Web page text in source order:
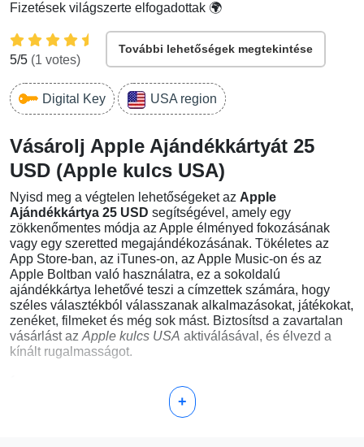
Fizetések világszerte elfogadottak 🌍
5/5 (1 votes)
További lehetőségek megtekintése
Digital Key USA region
Vásárolj Apple Ajándékkártyát 25
USD (Apple kulcs USA)
Nyisd meg a végtelen lehetőségeket az Apple
Ajándékkártya 25 USD segítségével, amely egy
zökkenőmentes módja az Apple élményed fokozásának
vagy egy szeretted megajándékozásának. Tökéletes az
App Store-ban, az iTunes-on, az Apple Music-on és az
Apple Boltban való használatra, ez a sokoldalú
ajándékkártya lehetővé teszi a címzettek számára, hogy
széles választékból válasszanak alkalmazásokat, játékokat,
zenéket, filmeket és még sok mást. Biztosítsd a zavartalan
vásárlást az Apple kulcs USA aktiválásával, és élvezd a
kínált rugalmasságot.
Miért válaszd az Apple Ajándékkártyát 25 USD?
+